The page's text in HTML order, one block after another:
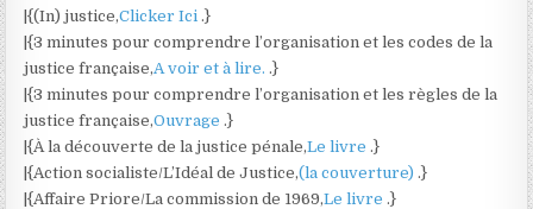
|{(In) justice,Clicker Ici.}
|{3 minutes pour comprendre l’organisation et les codes de la
justice française,A voir et à lire..}
|{3 minutes pour comprendre l’organisation et les règles de la
justice française,Ouvrage.}
|{À la découverte de la justice pénale,Le livre.}
|{Action socialiste/L’Idéal de Justice,(la couverture).}
|{Affaire Priore/La commission de 1969,Le livre.}